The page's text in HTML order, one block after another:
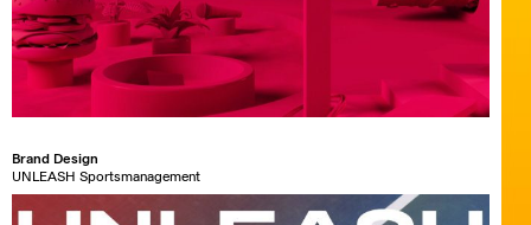
Brand Design
UNLEASH Sportsmanagement